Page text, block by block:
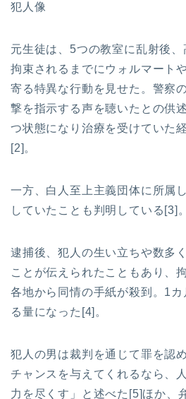
犯人像
元生徒は、5つの教室に乱射後
拘束されるまでにウォルマート
寄る特異な行動を見せた。警察
撃を指示する声を聴いたとの供
つ状態になり治療を受けていた
[2]。
一方、白人至上主義団体に所属
していたことも判明している[3]。
逮捕後、犯人の生い立ちや数多
ことが伝えられたこともあり、
各地から同情の手紙が殺到。1カ
る量になった[4]。
犯人の男は裁判を通じて罪を認
チャンスを与えてくれるなら、
力を尽くす」と述べた[5]ほか、